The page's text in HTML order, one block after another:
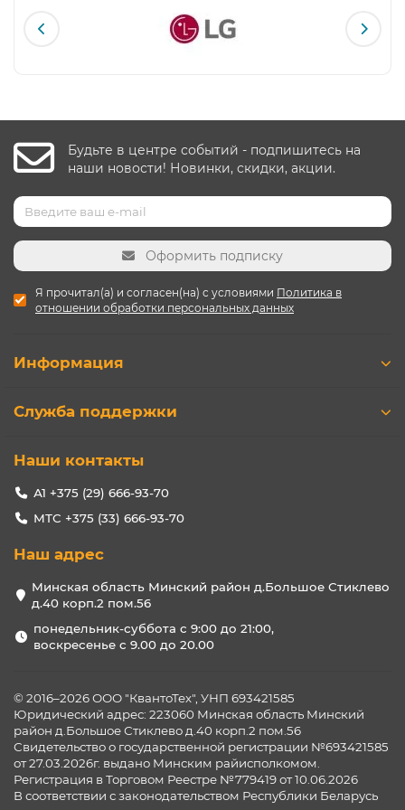
Будьте в центре событий - подпишитесь на
наши новости! Новинки, скидки, акции.
Оформить подписку
Я прочитал(а) и согласен(на) с условиями Политика в
отношении обработки персональных данных
Информация
Служба поддержки
Наши контакты
А1 +375 (29) 666-93-70
МТС +375 (33) 666-93-70
Наш адрес
Минская область Минский район д.Большое Стиклево
д.40 корп.2 пом.56
понедельник-суббота с 9:00 до 21:00,
воскресенье с 9.00 до 20.00
© 2016–2026 ООО "КвантоТех", УНП 693421585
Юридический адрес: 223060 Минская область Минский
район д.Большое Стиклево д.40 корп.2 пом.56
Свидетельство о государственной регистрации №693421585
от 27.03.2026г. выдано Минским райисполкомом.
Регистрация в Торговом Реестре №779419 от 10.06.2026
В соответствии с законодательством Республики Беларусь